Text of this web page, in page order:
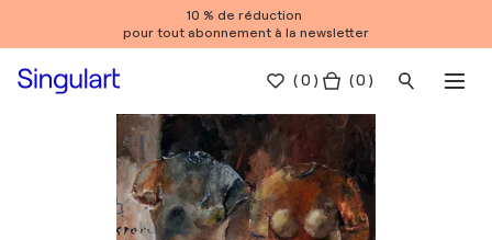
10 % de réduction
pour tout abonnement à la newsletter
(0 ) ( 0 )